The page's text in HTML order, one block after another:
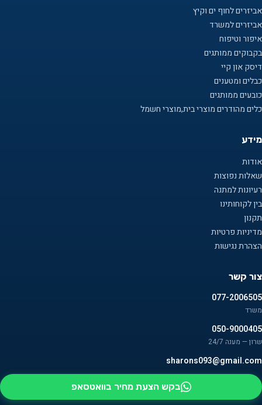
אביזרים לחוף ים וקיץ
אביזרים למשרד
איפור וטיפוח
בקבוקים ממותגים
דיסק און קיי
כבלים ומטענים
כובעים ממותגים
כלים מהודרים מוצרי בית,מוצרי חשמל
מידע
אודות
שאלות נפוצות
רעיונות למתנה
בין לקוחותינו
תקנון
מדיניות פרטיות
הצהרת נגישות
צור קשר
077-2006505
משרד
050-9000405
שרון — מענה 24/7
sharons093@gmail.com
בקש הצעת מחיר בוואטסאפ